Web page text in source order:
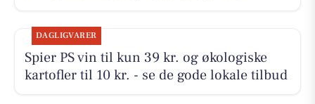
DAGLIGVARER
Spier PS vin til kun 39 kr. og økologiske
kartofler til 10 kr. - se de gode lokale tilbud